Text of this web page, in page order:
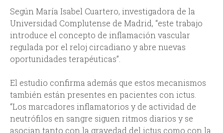
Según María Isabel Cuartero, investigadora de la
Universidad Complutense de Madrid, “este trabajo
introduce el concepto de inflamación vascular
regulada por el reloj circadiano y abre nuevas
oportunidades terapéuticas”.
El estudio confirma además que estos mecanismos
también están presentes en pacientes con ictus.
“Los marcadores inflamatorios y de actividad de
neutrófilos en sangre siguen ritmos diarios y se
asocian tanto con la gravedad del ictus como con la